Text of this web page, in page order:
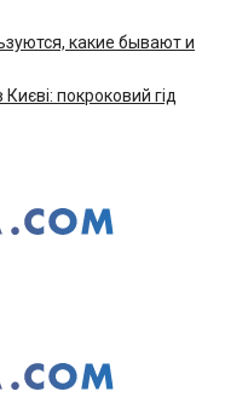
какие бывают и
покроковий гід